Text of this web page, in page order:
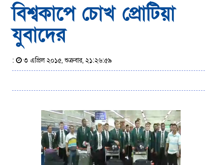
বিশ্বকাপে চোখ প্রোটিয়া
যুবাদের
: ৩ এপ্রিল ২০১৫, শুক্রবার, ২১:২৬:৫৯